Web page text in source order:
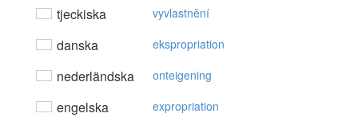
tjeckiska vyvlastnění
danska ekspropriation
nederländska onteigening
engelska expropriation